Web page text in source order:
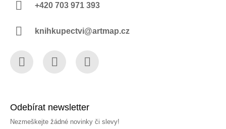
+420 703 971 393
knihkupectvi@artmap.cz
Odebírat newsletter
Nezmeškejte žádné novinky či slevy!